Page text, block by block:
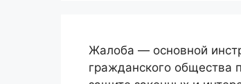
Жалоба — основной
гражданского общества